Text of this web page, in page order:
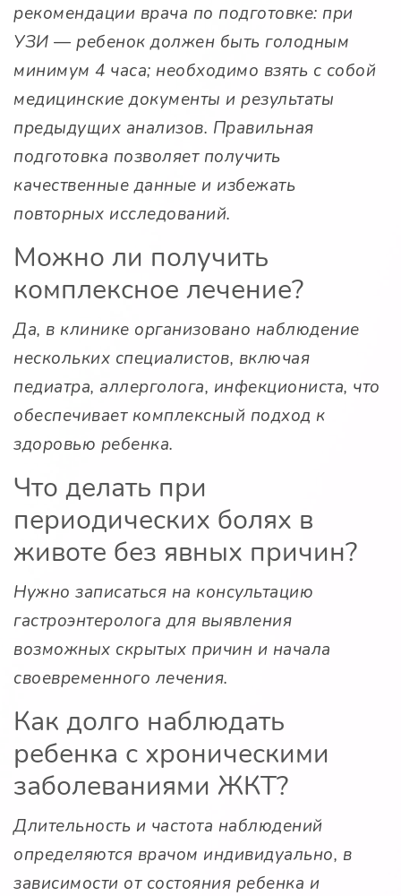
рекомендации врача по подготовке: при
УЗИ — ребенок должен быть голодным
минимум 4 часа; необходимо взять с собой
медицинские документы и результаты
предыдущих анализов. Правильная
подготовка позволяет получить
качественные данные и избежать
повторных исследований.
Можно ли получить
комплексное лечение?
Да, в клинике организовано наблюдение
нескольких специалистов, включая
педиатра, аллерголога, инфекциониста, что
обеспечивает комплексный подход к
здоровью ребенка.
Что делать при
периодических болях в
животе без явных причин?
Нужно записаться на консультацию
гастроэнтеролога для выявления
возможных скрытых причин и начала
своевременного лечения.
Как долго наблюдать
ребенка с хроническими
заболеваниями ЖКТ?
Длительность и частота наблюдений
определяются врачом индивидуально, в
зависимости от состояния ребенка и